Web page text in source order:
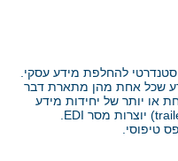
להחלפת מידע עסקי.
שכל אחת מהן מתארת דבר
או יותר של יחידות מידע
יוצרות מסר EDI
טיפוסי.